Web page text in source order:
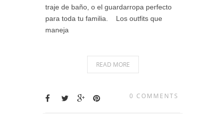
traje de baño, o el guardarropa perfecto
para toda tu familia. Los outfits que
maneja
READ MORE
0 COMMENTS